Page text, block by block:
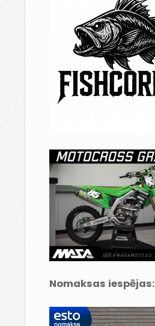
Nomaksas iespējas: